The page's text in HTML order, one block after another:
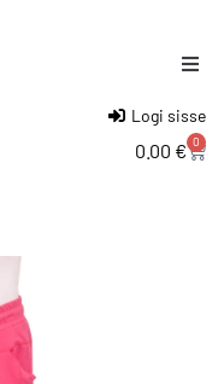
Logi sisse
0.00 € 0